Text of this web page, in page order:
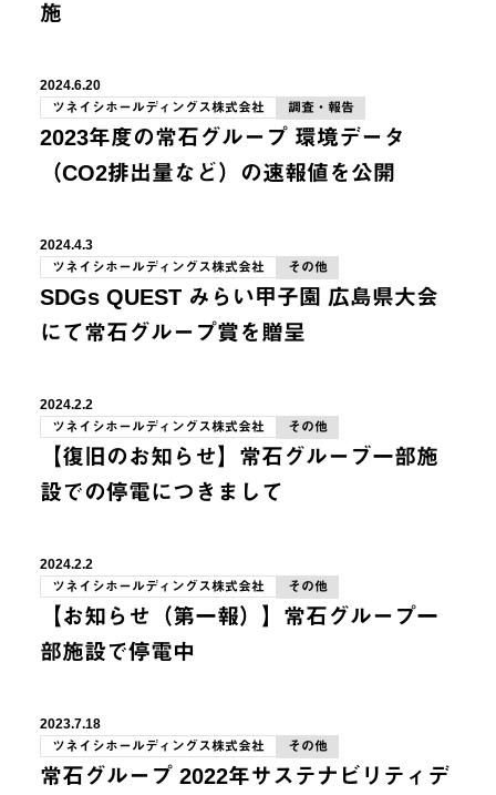
施
2024.6.20
ツネイシホールディングス株式会社
調査・報告
2023年度の常石グループ 環境データ
（CO2排出量など）の速報値を公開
2024.4.3
ツネイシホールディングス株式会社
その他
SDGs QUEST みらい甲子園 広島県大会
にて常石グループ賞を贈呈
2024.2.2
ツネイシホールディングス株式会社
その他
【復旧のお知らせ】常石グルーブ一部施
設での停電につきまして
2024.2.2
ツネイシホールディングス株式会社
その他
【お知らせ（第一報）】常石グループ一
部施設で停電中
2023.7.18
ツネイシホールディングス株式会社
その他
常石グループ 2022年サステナビリティデ